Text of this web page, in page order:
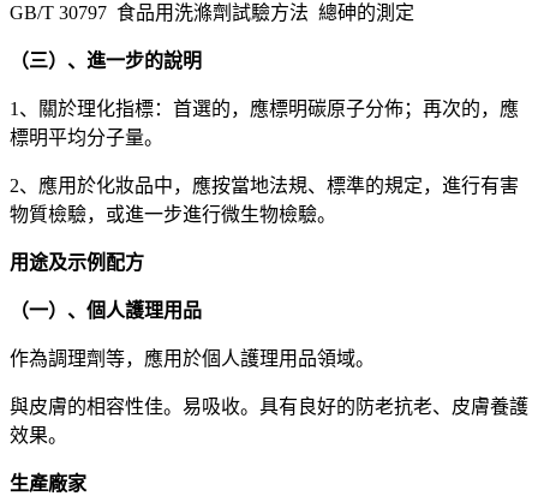
GB/T 30797 食品用洗滌劑試驗方法 總砷的測定
（三）、進一步的說明
1、關於理化指標：首選的，應標明碳原子分佈；再次的，應
標明平均分子量。
2、應用於化妝品中，應按當地法規、標準的規定，進行有害
物質檢驗，或進一步進行微生物檢驗。
用途及示例配方
（一）、個人護理用品
作為調理劑等，應用於個人護理用品領域。
與皮膚的相容性佳。易吸收。具有良好的防老抗老、皮膚養護
效果。
生產廠家